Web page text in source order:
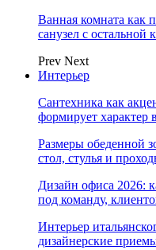
Ванная комната как
санузел с остальной
Prev Next
Интерьер
Сантехника как
формирует характер
Размеры обеденной
стол, стулья и
Дизайн офиса 2026:
под команду,
Интерьер
дизайнерские